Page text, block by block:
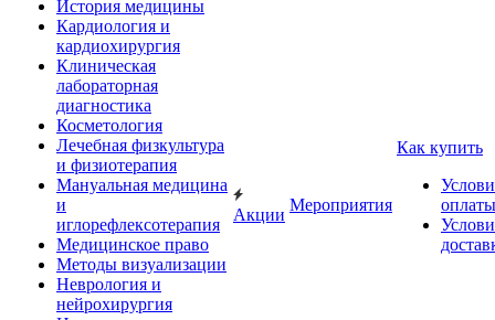
История медицины
Кардиология и
кардиохирургия
Клиническая
лабораторная
диагностика
Косметология
Лечебная физкультура
и физиотерапия
Мануальная медицина
и
иглорефлексотерапия
Медицинское право
Методы визуализации
Неврология и
нейрохирургия
Акции
Мероприятия
Как купить
оплаты